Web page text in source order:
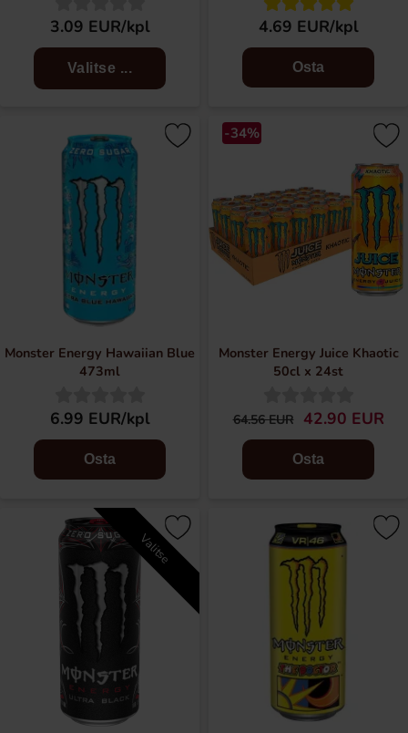
3.09 EUR/kpl
Valitse ...
4.69 EUR/kpl
Osta
Monster Energy Hawaiian Blue
473ml
6.99 EUR/kpl
Osta
-34%
Monster Energy Juice Khaotic
50cl x 24st
64.56 EUR 42.90 EUR
Osta
Valitse